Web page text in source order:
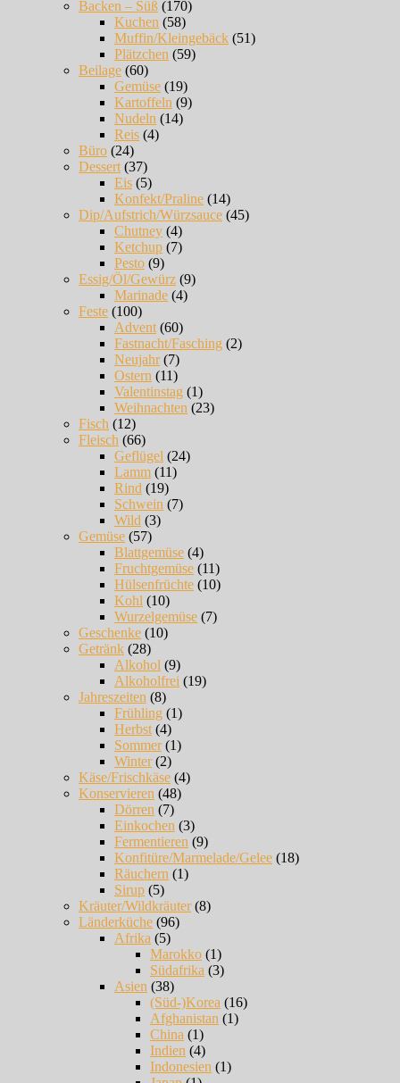
Backen – Süß (170)
Kuchen (58)
Muffin/Kleingebäck (51)
Plätzchen (59)
Beilage (60)
Gemüse (19)
Kartoffeln (9)
Nudeln (14)
Reis (4)
Büro (24)
Dessert (37)
Eis (5)
Konfekt/Praline (14)
Dip/Aufstrich/Würzsauce (45)
Chutney (4)
Ketchup (7)
Pesto (9)
Essig/Öl/Gewürz (9)
Marinade (4)
Feste (100)
Advent (60)
Fastnacht/Fasching (2)
Neujahr(7)
Ostern (11)
Valentinstag (1)
Weihnachten (23)
Fisch (12)
Fleisch (66)
Geflügel (24)
Lamm (11)
Rind (19)
Schwein (7)
Wild (3)
Gemüse (57)
Blattgemüse (4)
Fruchtgemüse (11)
Hülsenfrüchte (10)
Kohl (10)
Wurzelgemüse (7)
Geschenke (10)
Getränk (28)
Alkohol (9)
Alkoholfrei (19)
Jahreszeiten (8)
Frühling (1)
Herbst (4)
Sommer(1)
Winter(2)
Käse/Frischkäse (4)
Konservieren (48)
Dörren (7)
Einkochen (3)
Fermentieren (9)
Konfitüre/Marmelade/Gelee (18)
Räuchern (1)
Sirup (5)
Kräuter/Wildkräuter(8)
Länderküche (96)
Afrika (5)
Marokko (1)
Südafrika (3)
Asien (38)
(Süd-)Korea (16)
Afghanistan (1)
China (1)
Indien (4)
Indonesien (1)